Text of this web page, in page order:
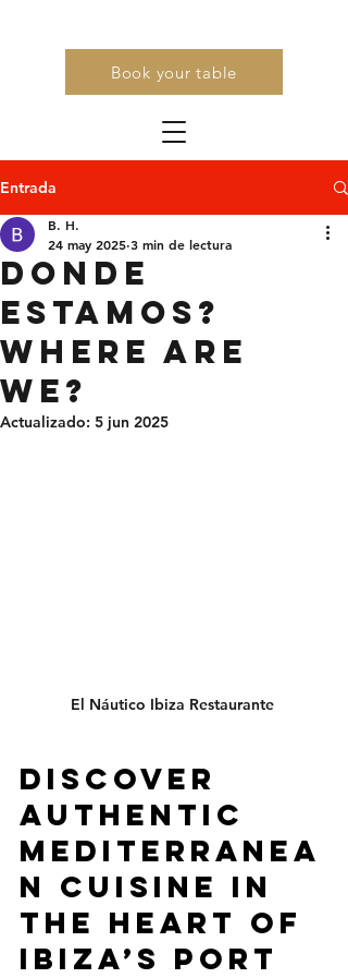
Book your table
Entrada
Donde
Estamos?
Where are
we?
B. H.
24 may 2025 3 min de lectura
Actualizado: 5 jun 2025
El Náutico Ibiza Restaurante
Discover
Authentic
Mediterranea
n Cuisine in
the Heart of
Ibiza’s Port